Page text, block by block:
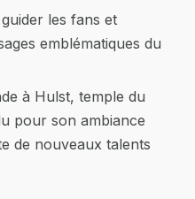
les fans et
emblématiques du
à Hulst, temple du
pour son ambiance
de nouveaux talents